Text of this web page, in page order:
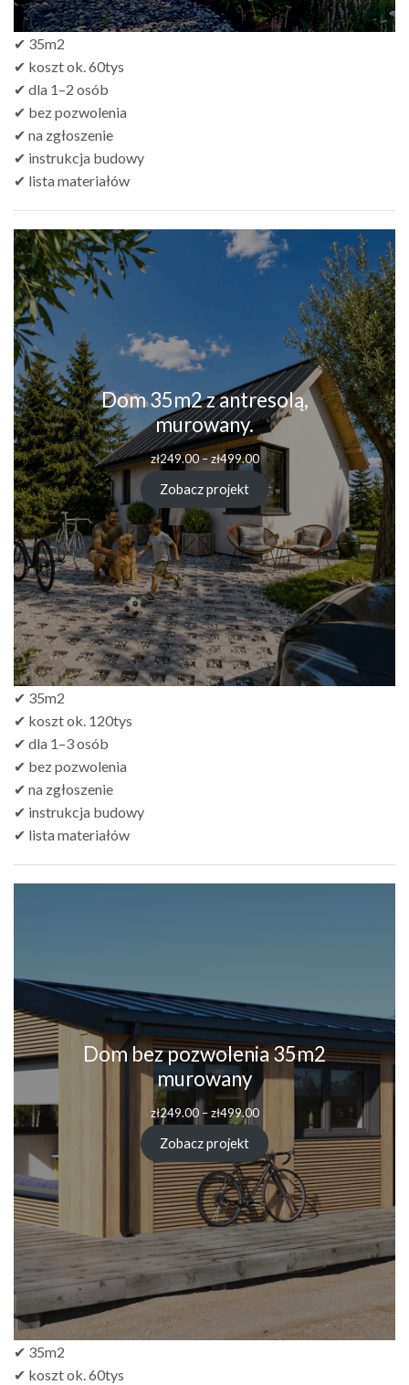
✔ 35m2
✔ koszt ok. 60tys
✔ dla 1–2 osób
✔ bez pozwolenia
✔ na zgłoszenie
✔ instrukcja budowy
✔ lista materiałów
Dom 35m2 z antresolą,
murowany.
zł249.00–zł499.00
Zobacz projekt
✔ 35m2
✔ koszt ok. 120tys
✔ dla 1–3 osób
✔ bez pozwolenia
✔ na zgłoszenie
✔ instrukcja budowy
✔ lista materiałów
Dom bez pozwolenia 35m2
murowany
zł249.00 – zł499.00
Zobacz projekt
✔ 35m2
✔ koszt ok. 60tys